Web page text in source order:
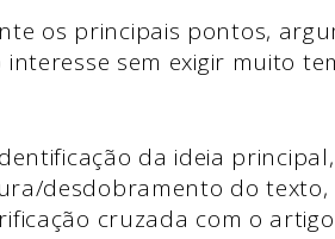
os principais pontos,
sem exigir muito
da ideia
desdobramento do texto,
cruzada com o